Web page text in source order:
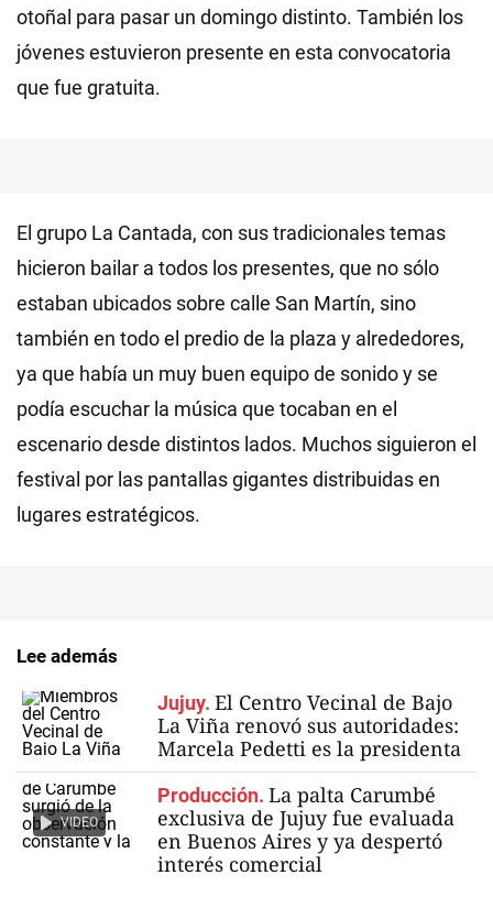
otoñal para pasar un domingo distinto. También los
jóvenes estuvieron presente en esta convocatoria
que fue gratuita.
El grupo La Cantada, con sus tradicionales temas
hicieron bailar a todos los presentes, que no sólo
estaban ubicados sobre calle San Martín, sino
también en todo el predio de la plaza y alrededores,
ya que había un muy buen equipo de sonido y se
podía escuchar la música que tocaban en el
escenario desde distintos lados. Muchos siguieron el
festival por las pantallas gigantes distribuidas en
lugares estratégicos.
Lee además
Jujuy. El Centro Vecinal de Bajo
La Viña renovó sus autoridades:
Marcela Pedetti es la presidenta
VIDEO
Producción. La palta Carumbé
exclusiva de Jujuy fue evaluada
en Buenos Aires y ya despertó
interés comercial